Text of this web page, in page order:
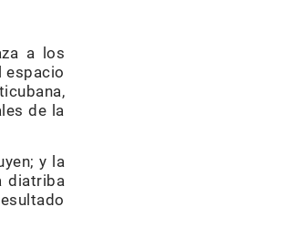
a los
espacio
de la
y la
diatriba